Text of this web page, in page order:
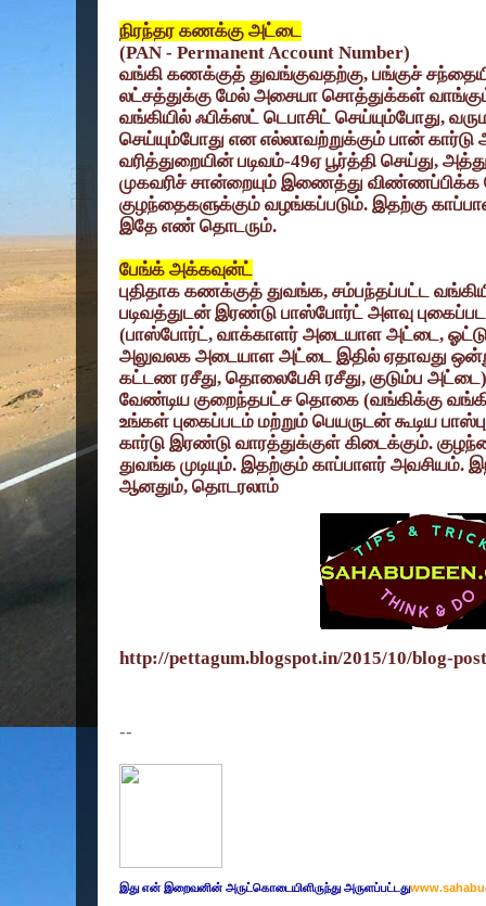
நிரந்தர கணக்கு அட்டை
(PAN - Permanent Account Number)
வங்கி கணக்குத் துவங்குவதற்கு, பங்குச்
லட்சத்துக்கு மேல் அசையா சொத்துக்கள்
வங்கியில் ஃபிக்ஸட் டெபாசிட் செய்யும்போது,
செய்யும்போது என எல்லாவற்றுக்கும் பான்
வரித்துறையின் படிவம்-49ஏ பூர்த்தி செய்து,
முகவரிச் சான்றையும் இணைத்து விண்ணப்பிக்க
குழந்தைகளுக்கும் வழங்கப்படும். இதற்கு
இதே எண் தொடரும்.
பேங்க் அக்கவுன்ட்
புதிதாக கணக்குத் துவங்க, சம்பந்தப்பட்ட
படிவத்துடன் இரண்டு பாஸ்போர்ட் அளவு
(பாஸ்போர்ட், வாக்காளர் அடையாள அட்டை,
அலுவலக அடையாள அட்டை இதில் ஏதாவது
கட்டண ரசீது, தொலைபேசி ரசீது, குடும்ப
வேண்டிய குறைந்தபட்ச தொகை (வங்கிக்கு வங்கி
உங்கள் புகைப்படம் மற்றும் பெயருடன் கூடிய
கார்டு இரண்டு வாரத்துக்குள் கிடைக்கும்.
துவங்க முடியும். இதற்கும் காப்பாளர்
ஆனதும், தொடரலாம்
http://pettagum.blogspot.in/2015/10/blog-
--
இது என் இறைவனின் அருட் கொடையிளிருந்து அருளப்பட்டது